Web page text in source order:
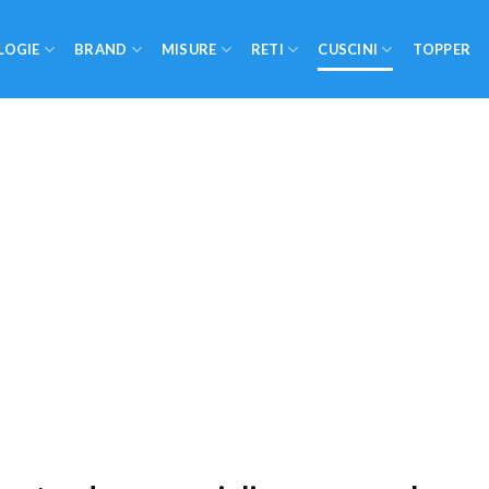
BRAND MISURE RETI CUSCINI TOPPER